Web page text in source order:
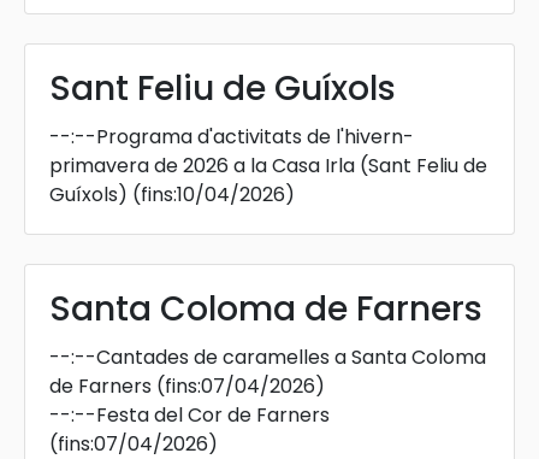
Sant Feliu de Guíxols
--:--Programa d'activitats de l'hivern-
primavera de 2026 a la Casa Irla (Sant Feliu de
Guíxols) (fins:10/04/2026)
Santa Coloma de Farners
--:--Cantades de caramelles a Santa Coloma
de Farners (fins:07/04/2026)
--:--Festa del Cor de Farners
(fins:07/04/2026)